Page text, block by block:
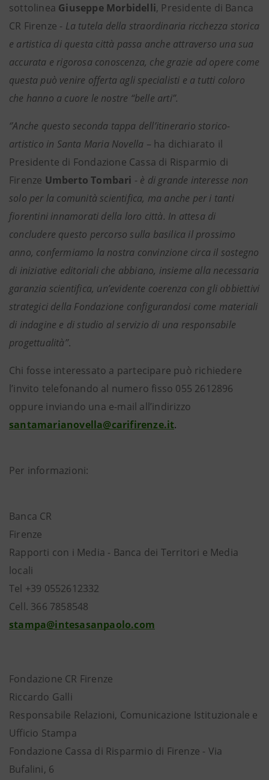
sottolinea Giuseppe Morbidelli, Presidente di Banca
CR Firenze - La tutela della straordinaria ricchezza storica
e artistica di questa città passa anche attraverso una sua
accurata e rigorosa conoscenza, che grazie ad opere come
questa può venire offerta agli specialisti e a tutti coloro
che hanno a cuore le nostre “belle arti”.
‘’Anche questo seconda tappa dell’itinerario storico-
artistico in Santa Maria Novella – ha dichiarato il
Presidente di Fondazione Cassa di Risparmio di
Firenze Umberto Tombari - è di grande interesse non
solo per la comunità scientifica, ma anche per i tanti
fiorentini innamorati della loro città. In attesa di
concludere questo percorso sulla basilica il prossimo
anno, confermiamo la nostra convinzione circa il sostegno
di iniziative editoriali che abbiano, insieme alla necessaria
garanzia scientifica, un’evidente coerenza con gli obbiettivi
strategici della Fondazione configurandosi come materiali
di indagine e di studio al servizio di una responsabile
progettualità’’.
Chi fosse interessato a partecipare può richiedere
l’invito telefonando al numero fisso 055 2612896
oppure inviando una e-mail all’indirizzo
santamarianovella@carifirenze.it.
Per informazioni:
Banca CR
Rapporti con i Media - Banca dei Territori e Media
locali
Tel +39 0552612332
Cell. 366 7858548
stampa@intesasanpaolo.com
Fondazione CR Firenze
Riccardo Galli
Responsabile Relazioni, Comunicazione Istituzionale e
Ufficio Stampa
Fondazione Cassa di Risparmio di Firenze - Via
Bufalini, 6